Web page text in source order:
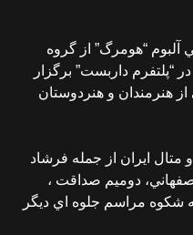
رونمايي آلبوم “هومرگ” از گروه
“پلتفرم داربست” برگزار
هنرمندان و هنردوستان
ايران از جمله فرشاد
دوميم صداقت ،
شكوه مراسم جلوه اي ديگر